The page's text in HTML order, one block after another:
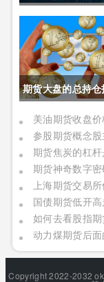
(期货交易所最低
是什么)
期货大盘的总持
货大盘的总持仓
期货神奇数字
Copyright 2022-2032